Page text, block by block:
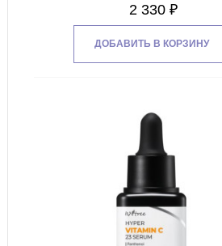
2 330 ₽
ДОБАВИТЬ В КОРЗИНУ